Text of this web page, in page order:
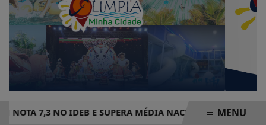
7,3 NO IDEB E SUPERA MÉDIA NACIONAL DE ENSINO
MENU